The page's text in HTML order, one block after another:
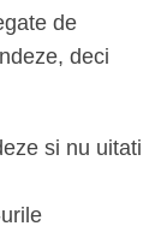
de
deci
si nu uitati